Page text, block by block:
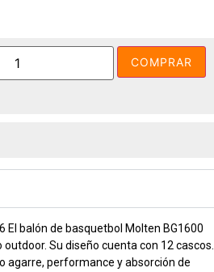
COMPRAR
El balón de basquetbol Molten BG1600
Su diseño cuenta con 12 cascos.
agarre, performance y absorción de